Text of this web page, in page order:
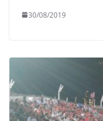
30/08/2019